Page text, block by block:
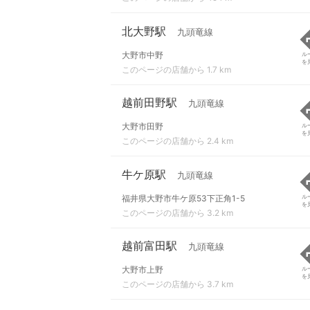
北大野駅 九頭竜線
大野市中野
このページの店舗から 1.7 km
ル
を
越前田野駅 九頭竜線
大野市田野
このページの店舗から 2.4 km
ル
を
牛ケ原駅 九頭竜線
福井県大野市牛ケ原53下正角1-5
このページの店舗から 3.2 km
ル
を
越前富田駅 九頭竜線
大野市上野
このページの店舗から 3.7 km
ル
を